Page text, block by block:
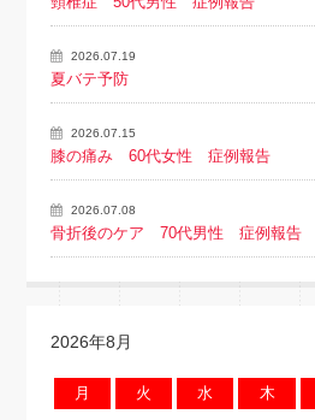
2026.07.19
夏バテ予防
2026.07.15
膝の痛み 60代女性 症例報告
2026.07.08
骨折後のケア 70代男性 症例報告
2026年8月
月 火 水 木